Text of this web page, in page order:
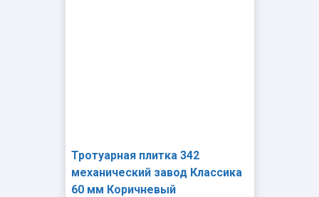
Тротуарная плитка 342
механический завод Классика
60 мм Коричневый